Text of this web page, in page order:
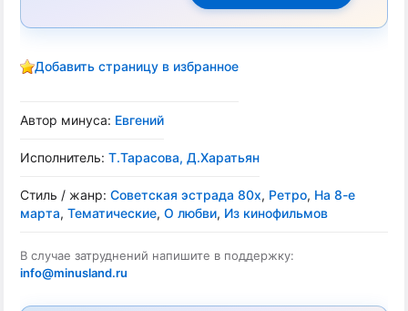
Добавить страницу в избранное
Автор минуса: Евгений
Исполнитель: T.Тарасова, Д.Харатьян
Стиль / жанр: Советская эстрада 80х, Ретро, На 8-е
марта, Тематические, О любви, Из кинофильмов
В случае затруднений напишите в поддержку:
info@minusland.ru